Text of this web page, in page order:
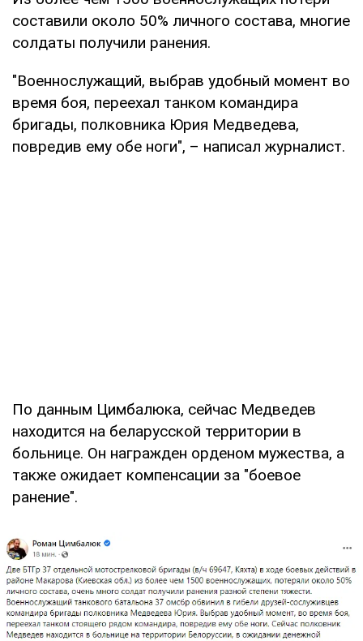
составили около 50% личного состава, многие
солдаты получили ранения.
"Военнослужащий, выбрав удобный момент во
время боя, переехал танком командира
бригады, полковника Юрия Медведева,
повредив ему обе ноги", – написал журналист.
По данным Цимбалюка, сейчас Медведев
находится на беларусской территории в
больнице. Он награжден орденом мужества, а
также ожидает компенсации за "боевое
ранение".